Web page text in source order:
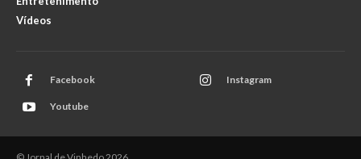
Vídeos
Facebook Instagram
Youtube